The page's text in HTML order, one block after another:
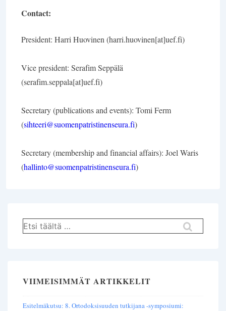
Contact:
President: Harri Huovinen (harri.huovinen[at]uef.fi)
Vice president: Serafim Seppälä
(serafim.seppala[at]uef.fi)
Secretary (publications and events): Tomi Ferm
(sihteeri@suomenpatristinenseura.fi)
Secretary (membership and financial affairs): Joel Waris
(hallinto@suomenpatristinenseura.fi)
Hae:
VIIMEISIMMÄT ARTIKKELIT
Esitelmäkutsu: 8. Ortodoksisuuden tutkijana -symposiumi: